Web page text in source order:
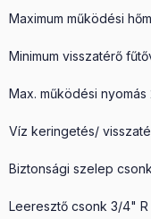
Maximum működési
Minimum visszatérő
Max. működési nyomás
Víz keringetés/
Biztonsági szelep
Leeresztő csonk 3/4" R